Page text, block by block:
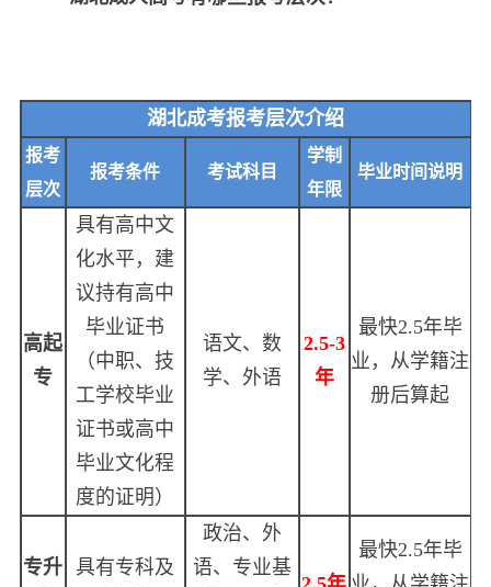
湖北成考报考层次介绍
报考
层次
报考条件 考试科目
学制
年限
毕业时间说明
高起
专
具有高中文
化水平，建
议持有高中
毕业证书
（中职、技
工学校毕业
证书或高中
毕业文化程
度的证明）
语文、数
学、外语
2.5-3
年
最快2.5年毕
业，从学籍注
册后算起
专升
具有专科及
政治、外
语、专业基
最快2.5年毕